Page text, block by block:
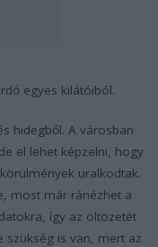
egyes kilátóiból.
hidegből. A városban
el lehet képzelni, hogy
uralkodtak.
most már ránézhet a
így az öltözetét
szükség is van, mert az